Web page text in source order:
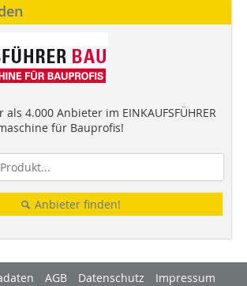
4.000 Anbieter im EINKAUFSFÜHRER
für Bauprofis!
Anbieter finden!
AGB Datenschutz Impressum